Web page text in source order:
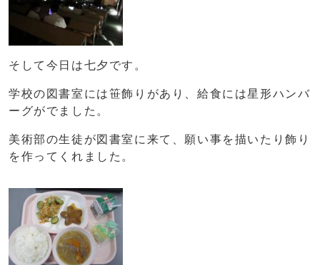
そして今日は七夕です。
学校の図書室には笹飾りがあり、給食には星形ハンバ
ーグがでました。
美術部の生徒が図書室に来て、願い事を描いたり飾り
を作ってくれました。